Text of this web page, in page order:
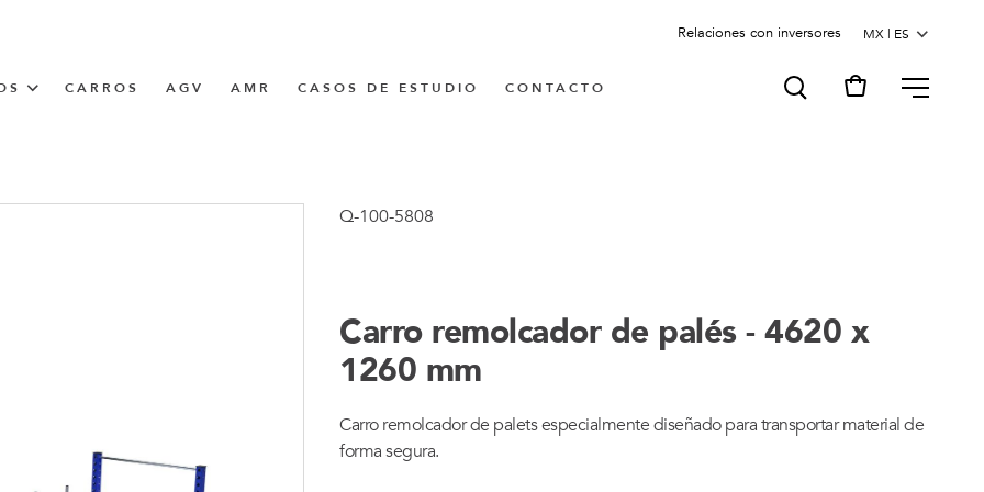
Relaciones con inversores
CARROS AGV AMR CASOS DE ESTUDIO CONTACTO MENU
Q-100-5808
Carro remolcador de palés - 4620 x
1260 mm
Carro remolcador de palets especialmente diseñado para transportar material de
forma segura.